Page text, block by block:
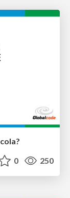
0 250